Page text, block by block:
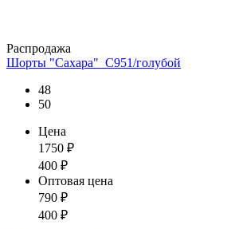
Распродажа
Шорты "Сахара"_С951/голубой
48
50
Цена
1750 ₽
400 ₽
Оптовая цена
790 ₽
400 ₽